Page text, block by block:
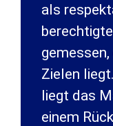
als
Zielen
liegt das
einem